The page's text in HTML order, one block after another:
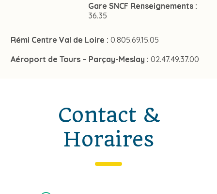
Gare SNCF Renseignements :
36.35
Rémi Centre Val de Loire :0.805.69.15.05
Aéroport de Tours – Parçay-Meslay : 02.47.49.37.00
Contact &
Horaires